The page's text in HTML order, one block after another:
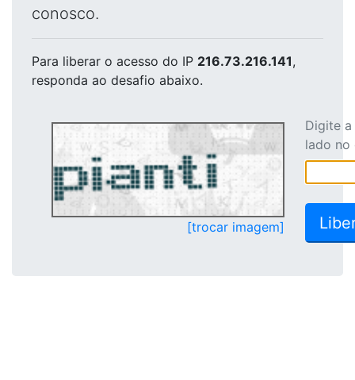
conosco.
Para liberar o acesso do IP 216.73.216.141,
responda ao desafio abaixo.
[trocar imagem]
Digite
lado no